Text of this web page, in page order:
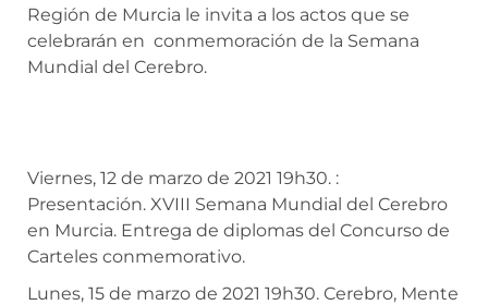
Región de Murcia le invita a los actos que se
celebrarán en conmemoración de la Semana
Mundial del Cerebro.
Viernes, 12 de marzo de 2021 19h30. :
Presentación. XVIII Semana Mundial del Cerebro
en Murcia. Entrega de diplomas del Concurso de
Carteles conmemorativo.
Lunes, 15 de marzo de 2021 19h30. Cerebro, Mente